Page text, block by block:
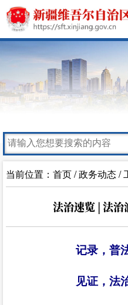
当前位置： 首页/政务动态/
法治速览 | 法
记录，普
见证，法